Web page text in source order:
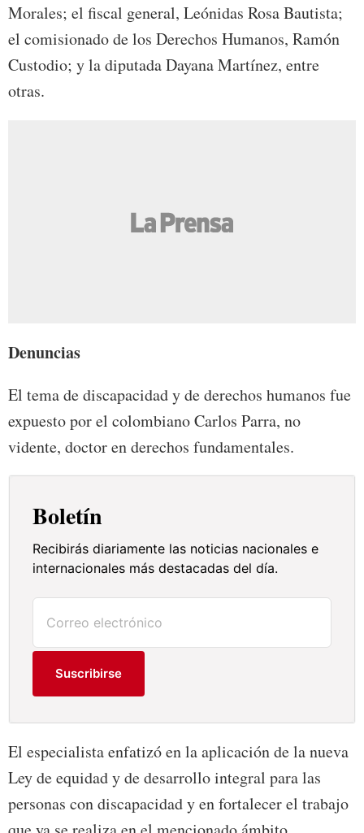
Morales; el fiscal general, Leónidas Rosa Bautista;
el comisionado de los Derechos Humanos, Ramón
Custodio; y la diputada Dayana Martínez, entre
otras.
Denuncias
El tema de discapacidad y de derechos humanos fue
expuesto por el colombiano Carlos Parra, no
vidente, doctor en derechos fundamentales.
Boletín
Recibirás diariamente las noticias nacionales e
internacionales más destacadas del día.
Suscribirse
El especialista enfatizó en la aplicación de la nueva
Ley de equidad y de desarrollo integral para las
personas con discapacidad y en fortalecer el trabajo